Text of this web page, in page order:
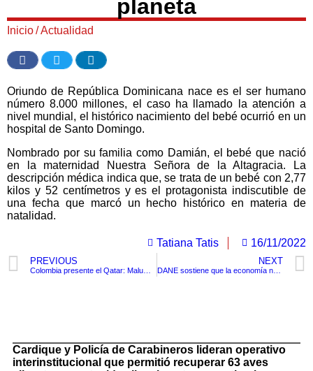
planeta
Inicio/Actualidad
Oriundo de República Dominicana nace es el ser humano
número 8.000 millones, el caso ha llamado la atención a
nivel mundial, el histórico nacimiento del bebé ocurrió en un
hospital de Santo Domingo.
Nombrado por su familia como Damián, el bebé que nació
en la maternidad Nuestra Señora de la Altagracia. La
descripción médica indica que, se trata de un bebé con 2,77
kilos y 52 centímetros y es el protagonista indiscutible de
una fecha que marcó un hecho histórico en materia de
natalidad.
Tatiana Tatis 16/11/2022
PREVIOUS NEXT
DANE sostiene que la economía nacional creció un 7% en el último trimestre
Cardique y Policía de Carabineros lideran operativo
interinstitucional que permitió recuperar 63 aves